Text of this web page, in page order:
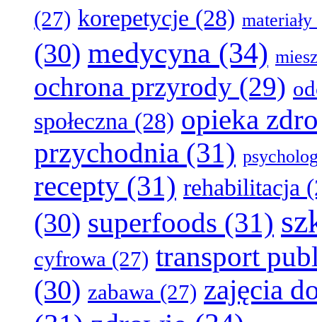
(27) korepetycje (28)
(30) medycyna (34)
ochrona przyrody (29)
społeczna (28) opieka
przychodnia (31)
recepty (31) rehabilitacja
(30) superfoods (31)
cyfrowa (27) transport
(30) zabawa (27) zajęcia